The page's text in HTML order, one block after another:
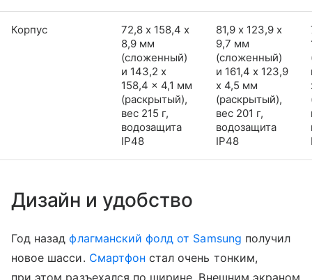
Корпус
72,8 х 158,4 х
8,9 мм
(сложенный)
и 143,2 x
158,4 x 4,1 мм
(раскрытый),
вес 215 г,
водозащита
IP48
81,9 х 123,9 х
9,7 мм
(сложенный)
и 161,4 x 123,9
x 4,5 мм
(раскрытый),
вес 201 г,
водозащита
IP48
Дизайн и удобство
Год назадфлагманский фолд от Samsung получил
новое шасси. Смартфон стал очень тонким,
при этом разъехался по ширине. Внешним экраном